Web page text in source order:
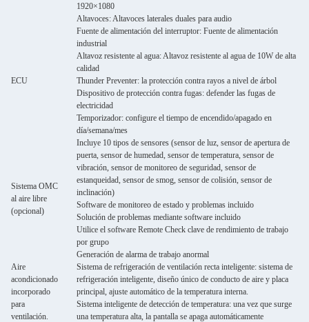
1920×1080
Altavoces: Altavoces laterales duales para audio
ECU
Fuente de alimentación del interruptor: Fuente de alimentación
industrial
Altavoz resistente al agua: Altavoz resistente al agua de 10W de alta
calidad
Thunder Preventer: la protección contra rayos a nivel de árbol
Dispositivo de protección contra fugas: defender las fugas de
electricidad
Temporizador: configure el tiempo de encendido/apagado en
día/semana/mes
Sistema OMC
al aire libre
(opcional)
Incluye 10 tipos de sensores (sensor de luz, sensor de apertura de
puerta, sensor de humedad, sensor de temperatura, sensor de
vibración, sensor de monitoreo de seguridad, sensor de
estanqueidad, sensor de smog, sensor de colisión, sensor de
inclinación)
Software de monitoreo de estado y problemas incluido
Solución de problemas mediante software incluido
Utilice el software Remote Check clave de rendimiento de trabajo
por grupo
Generación de alarma de trabajo anormal
Aire
acondicionado
incorporado
para
ventilación.
Sistema de refrigeración de ventilación recta inteligente: sistema de
refrigeración inteligente, diseño único de conducto de aire y placa
principal, ajuste automático de la temperatura interna.
Sistema inteligente de detección de temperatura: una vez que surge
una temperatura alta, la pantalla se apaga automáticamente